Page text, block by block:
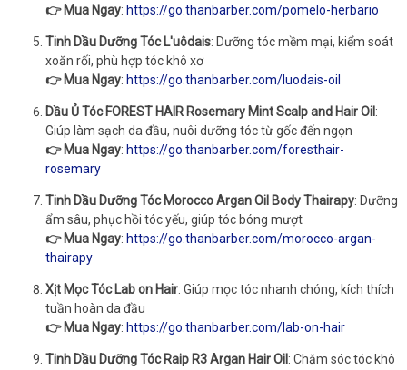
👉 Mua Ngay: https://go.thanbarber.com/pomelo-herbario
Tinh Dầu Dưỡng Tóc L'uôdais: Dưỡng tóc mềm mại, kiểm soát
xoăn rối, phù hợp tóc khô xơ
👉 Mua Ngay: https://go.thanbarber.com/luodais-oil
Dầu Ủ Tóc FOREST HAIR Rosemary Mint Scalp and Hair Oil :
Giúp làm sạch da đầu, nuôi dưỡng tóc từ gốc đến ngọn
👉 Mua Ngay: https://go.thanbarber.com/foresthair-
rosemary
Tinh Dầu Dưỡng Tóc Morocco Argan Oil Body Thairapy: Dưỡng
ẩm sâu, phục hồi tóc yếu, giúp tóc bóng mượt
👉 Mua Ngay: https://go.thanbarber.com/morocco-argan-
thairapy
Xịt Mọc Tóc Lab on Hair: Giúp mọc tóc nhanh chóng, kích thích
tuần hoàn da đầu
👉 Mua Ngay: https://go.thanbarber.com/lab-on-hair
Tinh Dầu Dưỡng Tóc Raip R3 Argan Hair Oil : Chăm sóc tóc khô